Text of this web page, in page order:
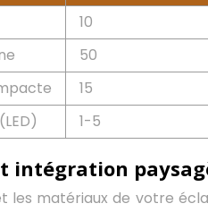
10
50
15
1-5
intégration
les matériaux de votre